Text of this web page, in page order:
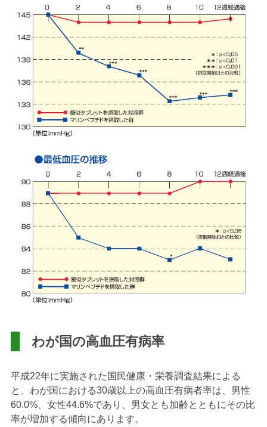
わが国の高血圧有病率
平成22年に実施された国民健康・栄養調査結果による
と、わが国における30歳以上の高血圧有病者率は、男性
60.0%、女性44.6%であり、男女とも加齢とともにその比
率が増加する傾向にあります。